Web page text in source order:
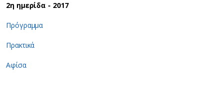
2η ημερίδα - 2017
Πρόγραμμα
Πρακτικά
Αφίσα